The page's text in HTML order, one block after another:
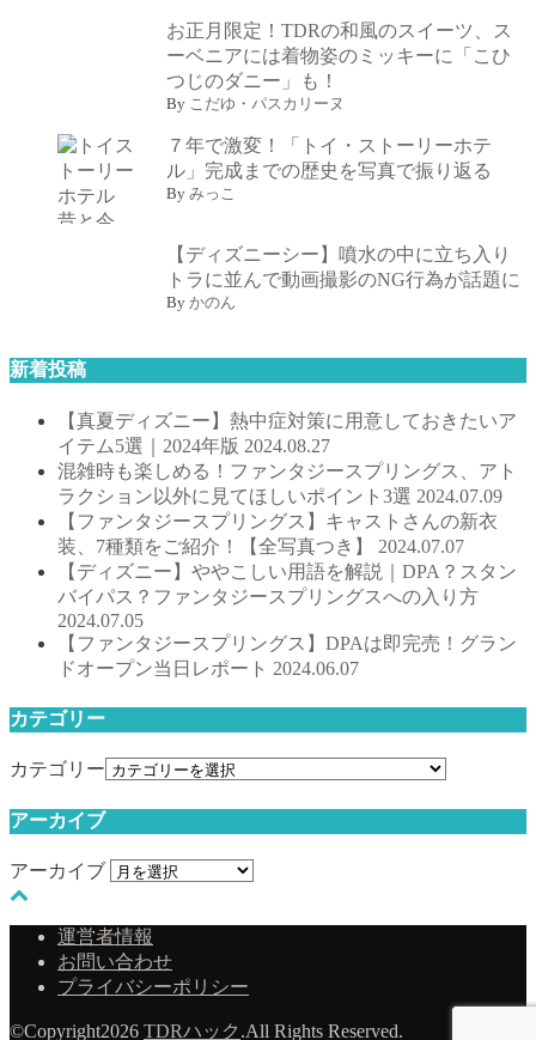
お正月限定！TDRの和風のスイーツ、ス
ーベニアには着物姿のミッキーに「こひ
つじのダニー」も！
By こだゆ・パスカリーヌ
７年で激変！「トイ・ストーリーホテ
ル」完成までの歴史を写真で振り返る
By みっこ
【ディズニーシー】噴水の中に立ち入り
トラに並んで動画撮影のNG行為が話題に
By かのん
新着投稿
【真夏ディズニー】熱中症対策に用意しておきたいア
イテム5選｜2024年版 2024.08.27
混雑時も楽しめる！ファンタジースプリングス、アト
ラクション以外に見てほしいポイント3選 2024.07.09
【ファンタジースプリングス】キャストさんの新衣
装、7種類をご紹介！【全写真つき】 2024.07.07
【ディズニー】ややこしい用語を解説｜DPA？スタン
バイパス？ファンタジースプリングスへの入り方
2024.07.05
【ファンタジースプリングス】DPAは即完売！グラン
ドオープン当日レポート 2024.06.07
カテゴリー
カテゴリー
アーカイブ
アーカイブ
運営者情報
お問い合わせ
プライバシーポリシー
©Copyright2026 TDRハック .All Rights Reserved.